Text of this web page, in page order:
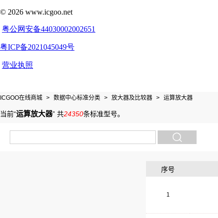
ICGOO在线商城 > 数据中心标准分类 > 放大器及比较器 > 运算放大器
当前“运算放大器” 共24350条标准型号。
序号
1